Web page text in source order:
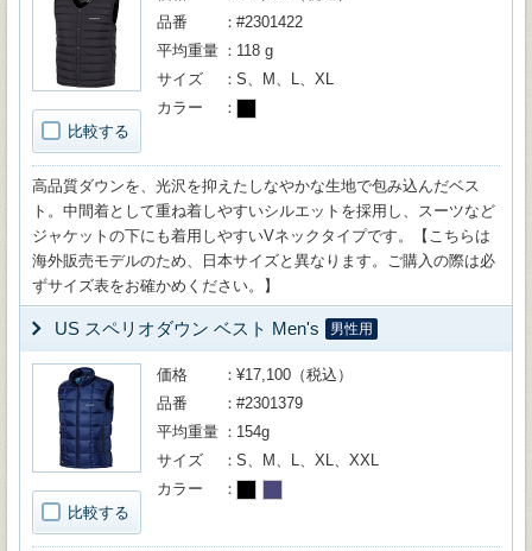
比較する
品番
#2301422
平均重量
118 g
サイズ
S、M、L、XL
カラー
高品質ダウンを、光沢を抑えたしなやかな生地で包み込んだベス
ト。中間着として重ね着しやすいシルエットを採用し、スーツなど
ジャケットの下にも着用しやすいVネックタイプです。【こちらは
海外販売モデルのため、日本サイズと異なります。ご購入の際は必
ずサイズ表をお確かめください。】
US スペリオダウン ベスト Men's 男性用
比較する
価格
¥17,100（税込）
品番
#2301379
平均重量
154g
サイズ
S、M、L、XL、XXL
カラー